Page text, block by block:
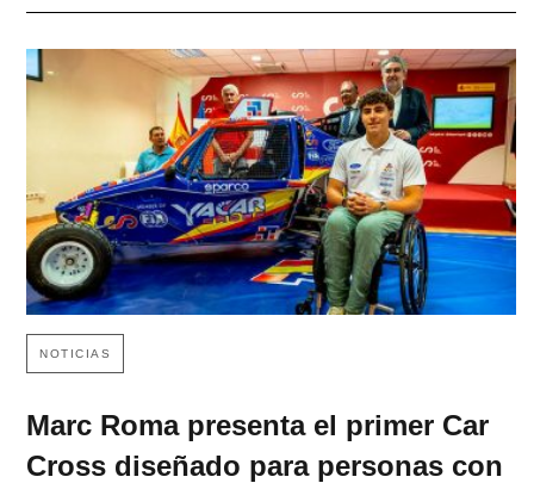
NOTICIAS
Marc Roma presenta el primer Car
Cross diseñado para personas con